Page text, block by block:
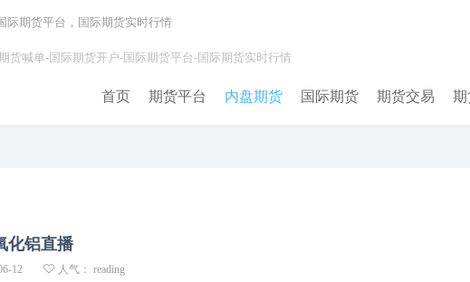
货喊单-国际期货开户-国际期货平台-国际期货实时行情
首页 期货平台 内盘期货 国际期货 期货交易 期
际期货平台，国际期货实时行情
化铝直播
12 人气： reading